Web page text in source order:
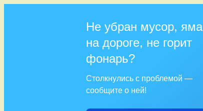
Не убран мусор, яма
на дороге, не горит
фонарь?
Столкнулись с проблемой —
сообщите о ней!